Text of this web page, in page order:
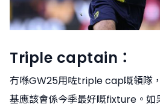
Triple captain：
冇喺GW25用咗triple cap嘅領隊
基應該會係今季最好嘅fixture。